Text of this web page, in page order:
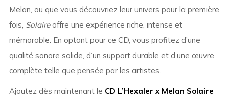
Melan, ou que vous découvriez leur univers pour la première
fois, Solaireoffre une expérience riche, intense et
mémorable. En optant pour ce CD, vous profitez d’une
qualité sonore solide, d’un support durable et d’une œuvre
complète telle que pensée par les artistes.
Ajoutez dès maintenant le CD L’Hexaler x Melan Solaire